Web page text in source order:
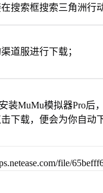
搜索框搜索三角洲行动
道服进行下载；
装MuMu模拟器Pro后
下载，便会为你自动